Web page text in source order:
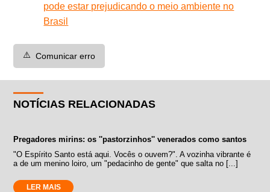
pode estar prejudicando o meio ambiente no
Brasil
⚠️ Comunicar erro
NOTÍCIAS RELACIONADAS
Pregadores mirins: os ''pastorzinhos'' venerados como santos
"O Espírito Santo está aqui. Vocês o ouvem?". A vozinha vibrante é
a de um menino loiro, um "pedacinho de gente" que salta no [...]
LER MAIS